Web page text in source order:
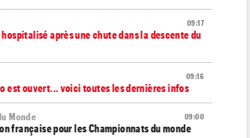
09:17
après une chute dans la descente du
09:16
est ouvert... voici toutes les dernières infos
09:00
Monde
française pour les Championnats du monde